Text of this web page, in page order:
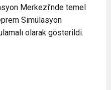
Merkezi’nde temel
Simülasyon
olarak gösterildi.